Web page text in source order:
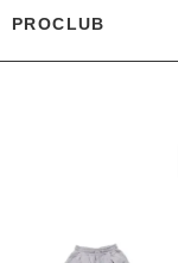
PROCLUB